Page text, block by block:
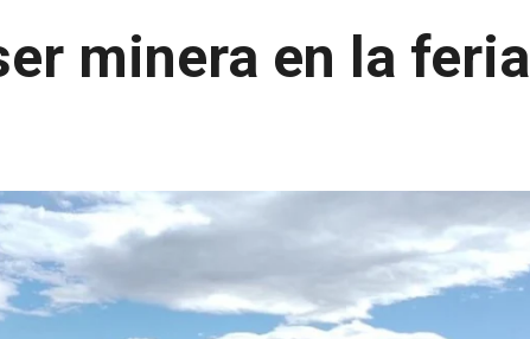
minera en la feria